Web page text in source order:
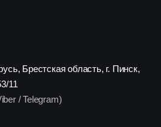
Брестская область, г. Пинск,
11
/ Telegram)